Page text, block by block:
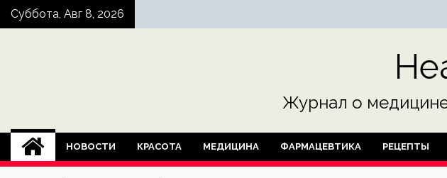
SkipСуббота, Авг 8, 2026
Журнал о
НОВОСТИ КРАСОТА МЕДИЦИНА ФАРМАЦЕВТИКА РЕЦЕПТЫ